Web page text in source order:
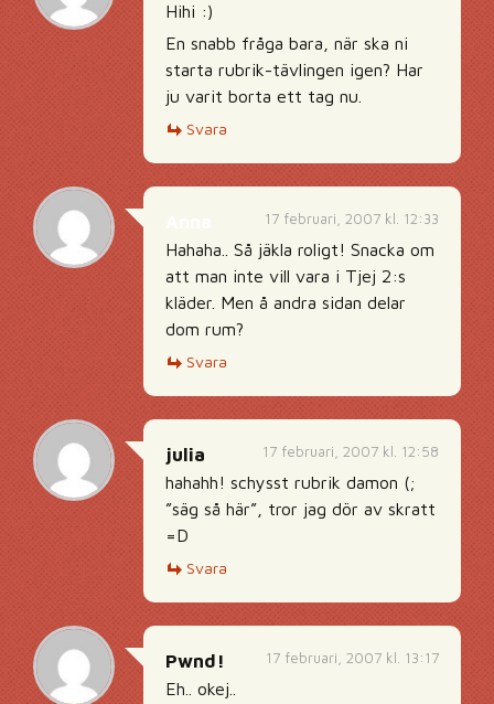
Hihi :)
En snabb fråga bara, när ska ni
starta rubrik-tävlingen igen? Har
ju varit borta ett tag nu.
Svara
17 februari, 2007 kl. 12:33
Hahaha.. Så jäkla roligt! Snacka om
att man inte vill vara i Tjej 2:s
kläder. Men å andra sidan delar
dom rum?
Svara
17 februari, 2007 kl. 12:58
julia
hahahh! schysst rubrik damon (;
”säg så här”, tror jag dör av skratt
=D
Svara
17 februari, 2007 kl. 13:17
Pwnd!
Eh.. okej..